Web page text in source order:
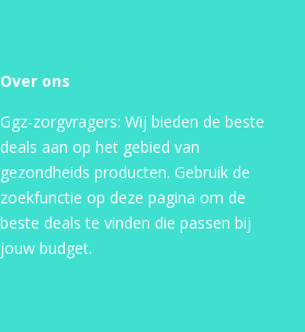
Over ons
Ggz-zorgvragers: Wij bieden de beste
deals aan op het gebied van
gezondheids producten. Gebruik de
zoekfunctie op deze pagina om de
beste deals te vinden die passen bij
jouw budget.